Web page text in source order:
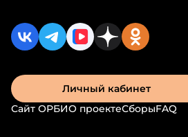
Сайт ОРБИО проектеСборыFAQ
Личный кабинет